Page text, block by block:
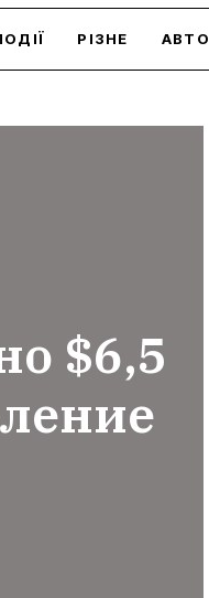
РІЗНЕ АВТО
$6,5